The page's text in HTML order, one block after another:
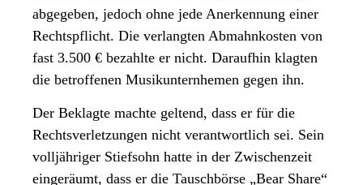
abgegeben, jedoch ohne jede Anerkennung einer
Rechtspflicht. Die verlangten Abmahnkosten von
fast 3.500 € bezahlte er nicht. Daraufhin klagten
die betroffenen Musikunternhemen gegen ihn.
Der Beklagte machte geltend, dass er für die
Rechtsverletzungen nicht verantwortlich sei. Sein
volljähriger Stiefsohn hatte in der Zwischenzeit
eingeräumt, dass er die Tauschbörse „Bear Share“